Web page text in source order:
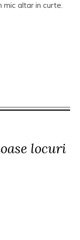
mic altar in curte.
locuri